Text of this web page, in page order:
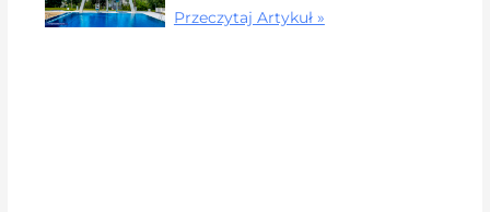
Przeczytaj Artykuł »